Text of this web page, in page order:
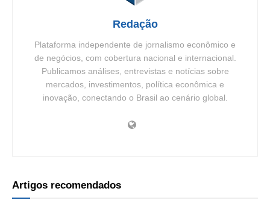
Redação
Plataforma independente de jornalismo econômico e
de negócios, com cobertura nacional e internacional.
Publicamos análises, entrevistas e notícias sobre
mercados, investimentos, política econômica e
inovação, conectando o Brasil ao cenário global.
Artigos recomendados